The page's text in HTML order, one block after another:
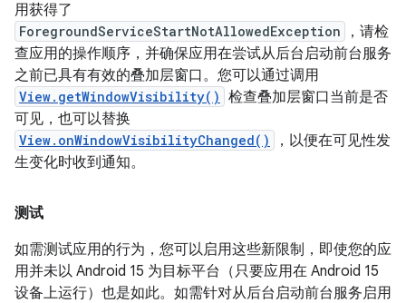
用获得了
ForegroundServiceStartNotAllowedException
，请检
查应用的操作顺序，并确保应用在尝试从后台启动前台服务
之前已具有有效的叠加层窗口。您可以通过调用
View.getWindowVisibility() 检查叠加层窗口当前是否
可见，也可以替换
View.onWindowVisibilityChanged()
，以便在可见性发
生变化时收到通知。
测试
如需测试应用的行为，您可以启用这些新限制，即使您的应
用并未以 Android 15 为目标平台（只要应用在 Android 15
设备上运行）也是如此。如需针对从后台启动前台服务启用